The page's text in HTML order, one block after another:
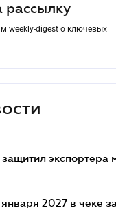
рассылку
weekly-digest о ключевых
экспортера
января 2027 в чеке